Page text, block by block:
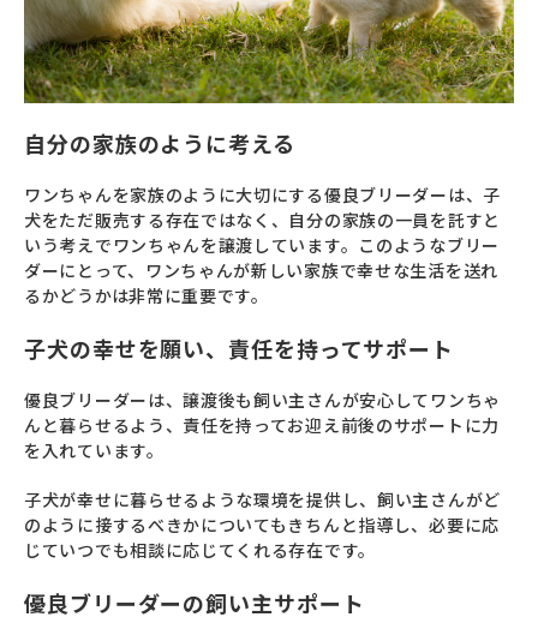
自分の家族のように考える
ワンちゃんを家族のように大切にする優良ブリーダーは、子
犬をただ販売する存在ではなく、自分の家族の一員を託すと
いう考えでワンちゃんを譲渡しています。このようなブリー
ダーにとって、ワンちゃんが新しい家族で幸せな生活を送れ
るかどうかは非常に重要です。
子犬の幸せを願い、責任を持ってサポート
優良ブリーダーは、譲渡後も飼い主さんが安心してワンちゃ
んと暮らせるよう、責任を持ってお迎え前後のサポートに力
を入れています。
子犬が幸せに暮らせるような環境を提供し、飼い主さんがど
のように接するべきかについてもきちんと指導し、必要に応
じていつでも相談に応じてくれる存在です。
優良ブリーダーの飼い主サポート